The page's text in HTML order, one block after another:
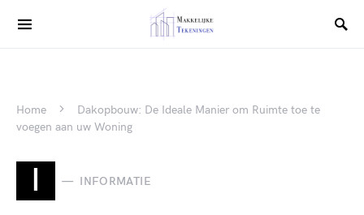
Home
Dakopbouw: De Ideale Manier om Ruimte toe te
voegen aan uw Woning
I INFORMATIE